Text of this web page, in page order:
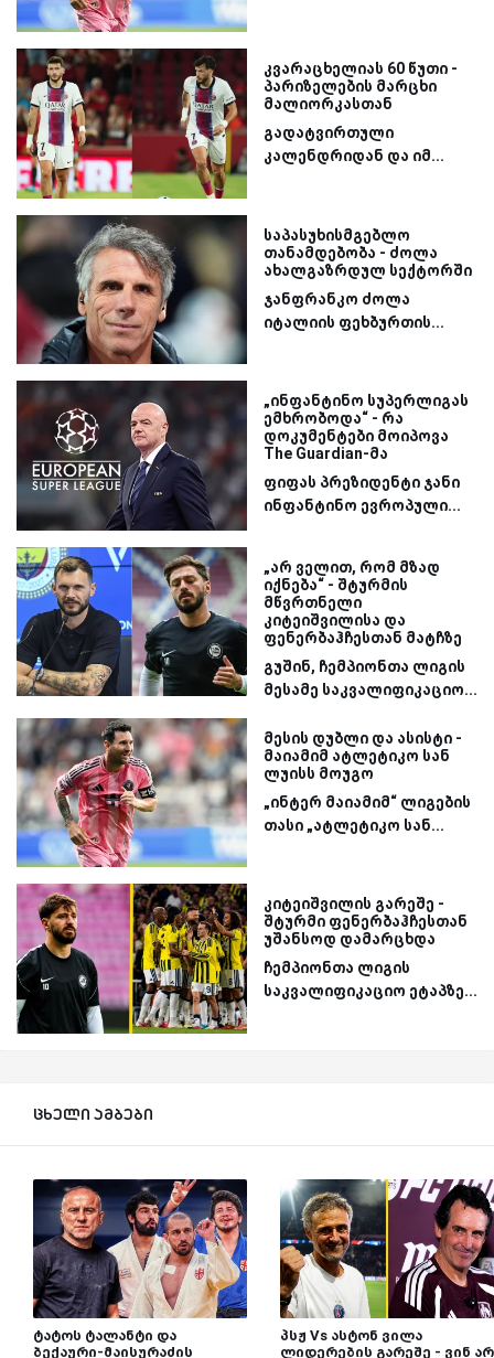
კვარაცხელიას 60 წუთი -
პარიზელების მარცხი
მალიორკასთან
გადატვირთული
კალენდრიდან და იმ...
საპასუხისმგებლო
თანამდებობა - ძოლა
ახალგაზრდულ სექტორში
ჯანფრანკო ძოლა
იტალიის ფეხბურთის...
„ინფანტინო სუპერლიგას
ემხრობოდა“ - რა
დოკუმენტები მოიპოვა
The Guardian-მა
ფიფას პრეზიდენტი ჯანი
ინფანტინო ევროპული...
„არ ველით, რომ მზად
იქნება“ - შტურმის
მწვრთნელი
კიტეიშვილისა და
ფენერბაჰჩესთან მატჩზე
გუშინ, ჩემპიონთა ლიგის
მესამე საკვალიფიკაციო...
მესის დუბლი და ასისტი -
მაიამიმ ატლეტიკო სან
ლუისს მოუგო
„ინტერ მაიამიმ“ ლიგების
თასი „ატლეტიკო სან...
კიტეიშვილის გარეშე -
შტურმი ფენერბაჰჩესთან
უშანსოდ დამარცხდა
ჩემპიონთა ლიგის
საკვალიფიკაციო ეტაპზე...
ცხელი ამბები
ტატოს ტალანტი და
ბექაური-მაისურაძის
პსჟ Vs ასტონ ვილა
ლიდერების გარეშე - ვინ არ